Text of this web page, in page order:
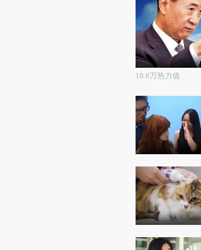
18.8万热力值